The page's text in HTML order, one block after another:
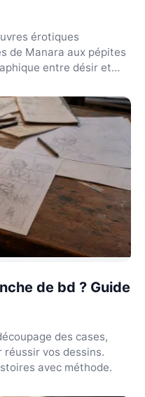
érotiques
de Manara aux pépites
entre désir et
de bd ? Guide
des cases,
vos dessins.
avec méthode.